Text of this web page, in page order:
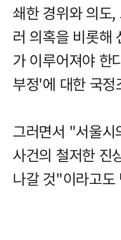
쇄한 경위와 의도
러 의혹을 비롯해
가 이루어져야 한
부정'에 대한 국
그러면서 "서울시
사건의 철저한 진
나갈 것"이라고도